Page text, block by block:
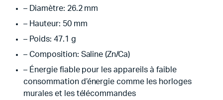
– Diamètre: 26.2 mm
– Hauteur: 50 mm
– Poids: 47.1 g
– Composition: Saline (Zn/Ca)
– Énergie fiable pour les appareils à faible
consommation d’énergie comme les horloges
murales et les télécommandes